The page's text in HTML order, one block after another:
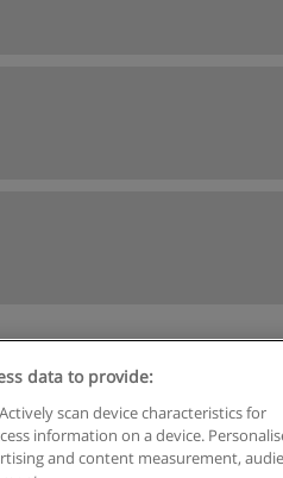
brasil.com
data to provide:
scan device characteristics for
information on a device.
and content measurement,